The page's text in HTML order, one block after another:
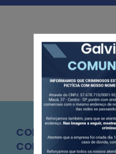
CONFIRA NOSSO
COMPLETO!